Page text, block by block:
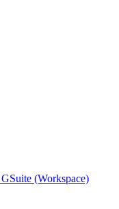
GSuite (Workspace)